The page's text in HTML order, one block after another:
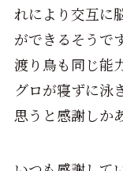
れにより交互に
ができるそうで
渡り鳥も同じ能
グロが寝ずに泳
思うと感謝しか